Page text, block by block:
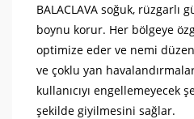
BALACLAVA soğuk, rüzgarlı
boynu korur. Her bölgeye
optimize eder ve nemi
ve çoklu yan
kullanıcıyı engellemeyecek
şekilde giyilmesini sağlar.